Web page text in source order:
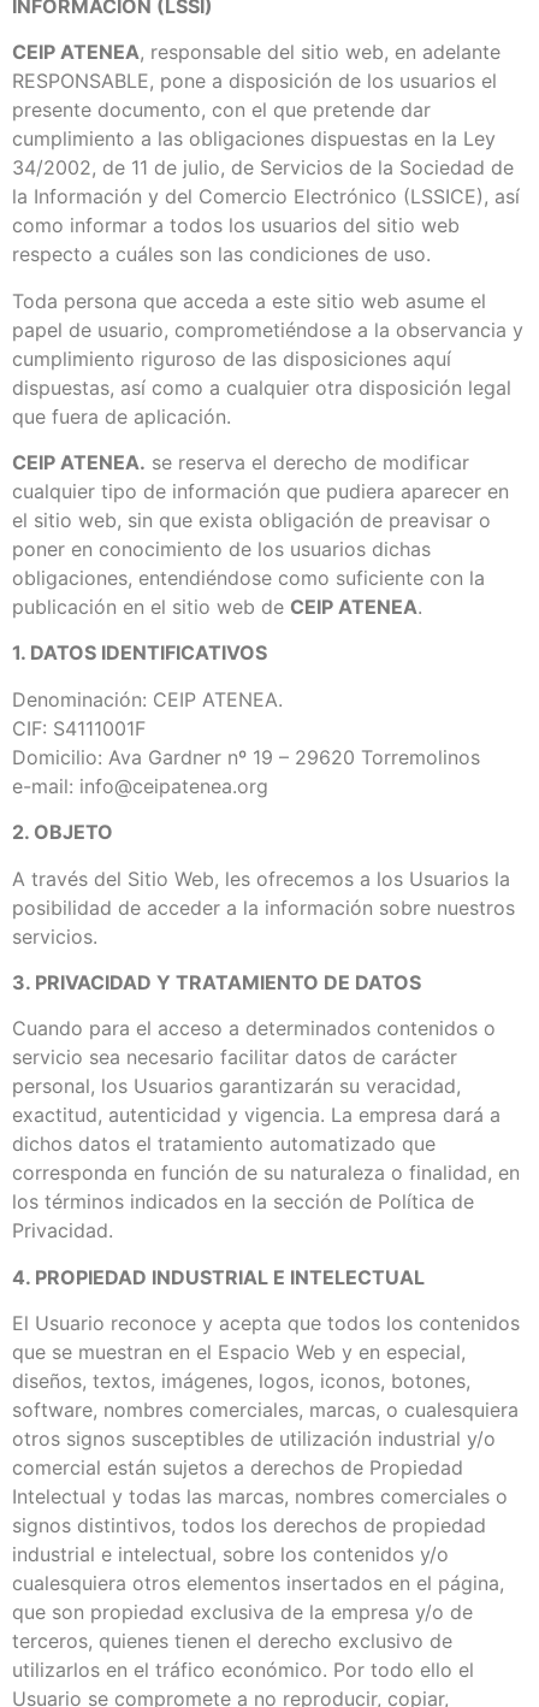
INFORMACIÓN (LSSI)
CEIP ATENEA, responsable del sitio web, en adelante
RESPONSABLE, pone a disposición de los usuarios el
presente documento, con el que pretende dar
cumplimiento a las obligaciones dispuestas en la Ley
34/2002, de 11 de julio, de Servicios de la Sociedad de
la Información y del Comercio Electrónico (LSSICE), así
como informar a todos los usuarios del sitio web
respecto a cuáles son las condiciones de uso.
Toda persona que acceda a este sitio web asume el
papel de usuario, comprometiéndose a la observancia y
cumplimiento riguroso de las disposiciones aquí
dispuestas, así como a cualquier otra disposición legal
que fuera de aplicación.
CEIP ATENEA. se reserva el derecho de modificar
cualquier tipo de información que pudiera aparecer en
el sitio web, sin que exista obligación de preavisar o
poner en conocimiento de los usuarios dichas
obligaciones, entendiéndose como suficiente con la
publicación en el sitio web de CEIP ATENEA.
1. DATOS IDENTIFICATIVOS
Denominación: CEIP ATENEA.
CIF: S4111001F
Domicilio: Ava Gardner nº 19 – 29620 Torremolinos
e-mail: info@ceipatenea.org
2. OBJETO
A través del Sitio Web, les ofrecemos a los Usuarios la
posibilidad de acceder a la información sobre nuestros
servicios.
3. PRIVACIDAD Y TRATAMIENTO DE DATOS
Cuando para el acceso a determinados contenidos o
servicio sea necesario facilitar datos de carácter
personal, los Usuarios garantizarán su veracidad,
exactitud, autenticidad y vigencia. La empresa dará a
dichos datos el tratamiento automatizado que
corresponda en función de su naturaleza o finalidad, en
los términos indicados en la sección de Política de
Privacidad.
4. PROPIEDAD INDUSTRIAL E INTELECTUAL
El Usuario reconoce y acepta que todos los contenidos
que se muestran en el Espacio Web y en especial,
diseños, textos, imágenes, logos, iconos, botones,
software, nombres comerciales, marcas, o cualesquiera
otros signos susceptibles de utilización industrial y/o
comercial están sujetos a derechos de Propiedad
Intelectual y todas las marcas, nombres comerciales o
signos distintivos, todos los derechos de propiedad
industrial e intelectual, sobre los contenidos y/o
cualesquiera otros elementos insertados en el página,
que son propiedad exclusiva de la empresa y/o de
terceros, quienes tienen el derecho exclusivo de
utilizarlos en el tráfico económico. Por todo ello el
Usuario se compromete a no reproducir, copiar,